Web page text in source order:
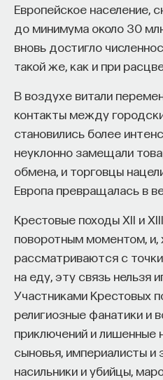
Европейское население,
до минимума около 30
вновь достигло
такой же, как и при
В воздухе витали
контакты между
становились более
неуклонно замещали
обмена, и торговцы
Европа превращалась в
Крестовые походы XII и
поворотным моментом, и,
рассматриваются с
на еду, эту связь нельзя
Участниками Крестовых
религиозные фанатики и
приключений и лишенные
сыновья, империалисты и
насильники и убийцы,
страдают сегодня.
Последствия
в период с 1880-х годов
в Соединенных Штатах
рассмотреть с точки
теории аномии. Согласно
дефляционные и
вызывают социальную
и отчаяние, поскольку
оценки результатов
привычные отношения
и целями деятельности
обоснованность. Для
параллелей имеются
В результате трудностей
научной карьеры среди
ученых в Германии
непокорность и уход в